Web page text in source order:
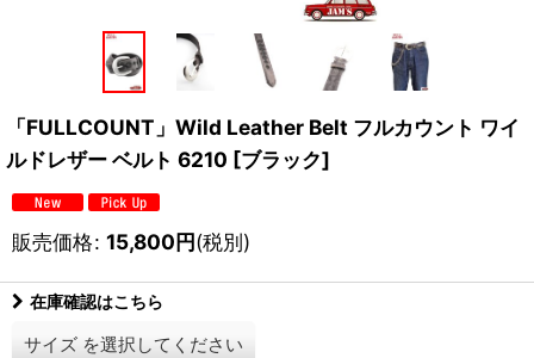
「FULLCOUNT」Wild Leather Belt フルカウント ワイ
ルドレザー ベルト 6210 [ブラック]
販売価格: 15,800円(税別)
在庫確認はこちら
サイズ を選択してください